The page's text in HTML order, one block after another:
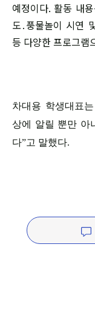
예정이다. 활동 내
도․풍물놀이 시연
등 다양한 프로그램
차대용 학생대표
상에 알릴 뿐만 아
다”고 말했다.